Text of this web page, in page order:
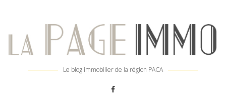
Le blog immobilier de la région PACA